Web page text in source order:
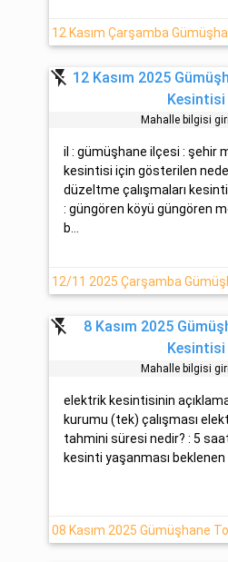
flash_off 12 Kasım 2025
Kesintisi
Mahalle bilgisi
il : gümüşhane ilçesi : şehir
kesintisi için gösterilen
düzeltme çalışmaları
: güngören köyü güngören
b...
flash_off
8 Kasım 2025
Kesintisi
Mahalle bilgisi
elektrik kesintisinin
kurumu (tek) çalışması
tahmini süresi nedir? : 5
kesinti yaşanması beklenen